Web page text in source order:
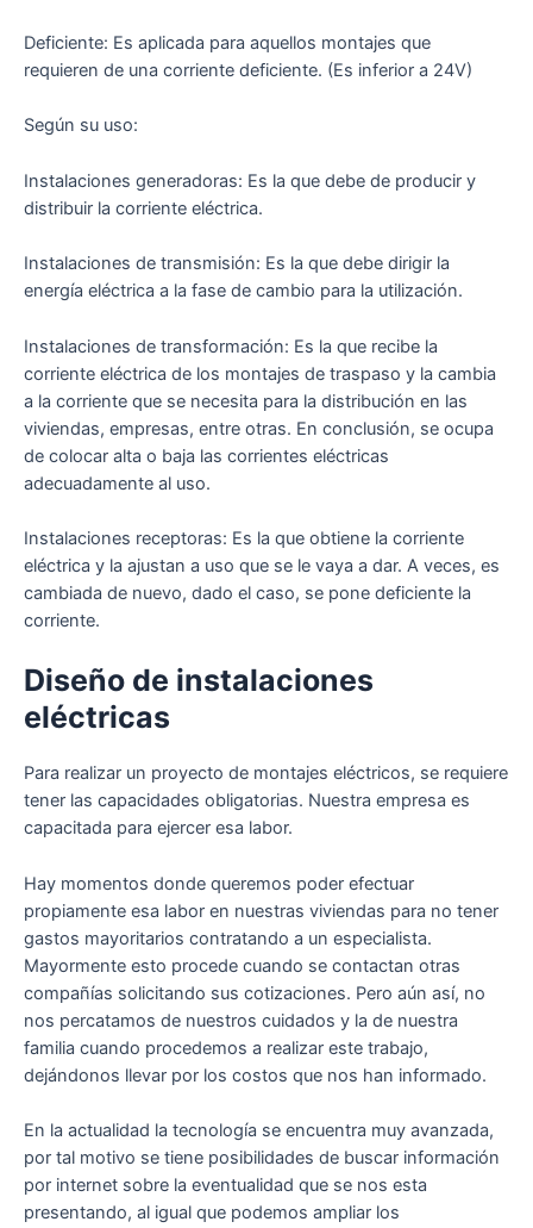
Deficiente: Es aplicada para aquellos montajes que
requieren de una corriente deficiente. (Es inferior a 24V)
Según su uso:
Instalaciones generadoras: Es la que debe de producir y
distribuir la corriente eléctrica.
Instalaciones de transmisión: Es la que debe dirigir la
energía eléctrica a la fase de cambio para la utilización.
Instalaciones de transformación: Es la que recibe la
corriente eléctrica de los montajes de traspaso y la cambia
a la corriente que se necesita para la distribución en las
viviendas, empresas, entre otras. En conclusión, se ocupa
de colocar alta o baja las corrientes eléctricas
adecuadamente al uso.
Instalaciones receptoras: Es la que obtiene la corriente
eléctrica y la ajustan a uso que se le vaya a dar. A veces, es
cambiada de nuevo, dado el caso, se pone deficiente la
corriente.
Diseño de instalaciones
eléctricas
Para realizar un proyecto de montajes eléctricos, se requiere
tener las capacidades obligatorias. Nuestra empresa es
capacitada para ejercer esa labor.
Hay momentos donde queremos poder efectuar
propiamente esa labor en nuestras viviendas para no tener
gastos mayoritarios contratando a un especialista.
Mayormente esto procede cuando se contactan otras
compañías solicitando sus cotizaciones. Pero aún así, no
nos percatamos de nuestros cuidados y la de nuestra
familia cuando procedemos a realizar este trabajo,
dejándonos llevar por los costos que nos han informado.
En la actualidad la tecnología se encuentra muy avanzada,
por tal motivo se tiene posibilidades de buscar información
por internet sobre la eventualidad que se nos esta
presentando, al igual que podemos ampliar los